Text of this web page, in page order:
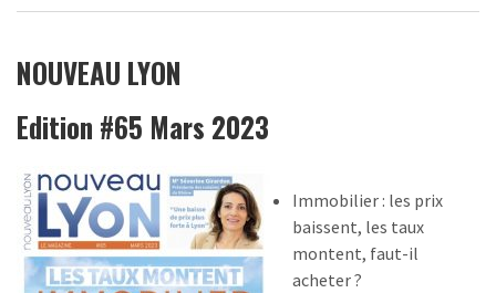
NOUVEAU LYON
Edition #65 Mars 2023
Immobilier : les prix
baissent, les taux
montent, faut-il
acheter ?